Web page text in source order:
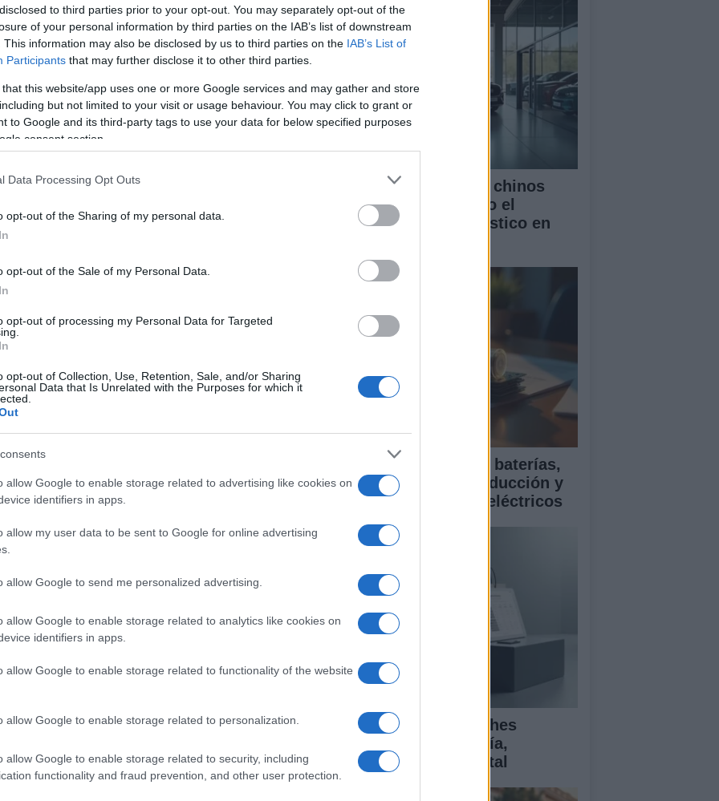
to third parties prior to your opt-out. You may separately opt-out of the
of your personal information by third parties on the IAB’s list of downstream
This information may also be disclosed by us to third parties on the IAB’s List of
Participants that may further disclose it to other third parties.
that this website/app uses one or more Google services and may gather and store
but not limited to your visit or usage behaviour. You may click to grant or
to Google and its third-party tags to use your data for below specified purposes
consent section.
Data Processing Opt Outs
opt-out of the Sharing of my personal data.
opt-out of the Sale of my Personal Data.
opt-out of processing my Personal Data for Targeted
opt-out of Collection, Use, Retention, Sale, and/or Sharing
Data that Is Unrelated with the Purposes for which it
allow Google to enable storage related to advertising like cookies on
identifiers in apps.
allow my user data to be sent to Google for online advertising
allow Google to send me personalized advertising.
allow Google to enable storage related to analytics like cookies on
identifiers in apps.
allow Google to enable storage related to functionality of the website
allow Google to enable storage related to personalization.
allow Google to enable storage related to security, including
functionality and fraud prevention, and other user protection.
con todos los modelos del TT y cuenta con doble
una serie de modificaciones estéticas de la
mejoras exteriores e interiores, además de un
llantas Varianza T1S de 20 pulgadas y 7 radios.
ancho con un 30 de perfil.
altura respecto al suelo, ahora más reducida
hechos de fibra de carbono como son los
también son abundantes, las manijas de las
central utilizan el mismo material.
Cómo los vehículos chinos
están transformando el
mercado automovilístico en
Guía para comparar baterías,
asistencias a la conducción y
garantía en coches eléctricos
Comparativa de coches
eléctricos: tecnología,
garantías y coste total